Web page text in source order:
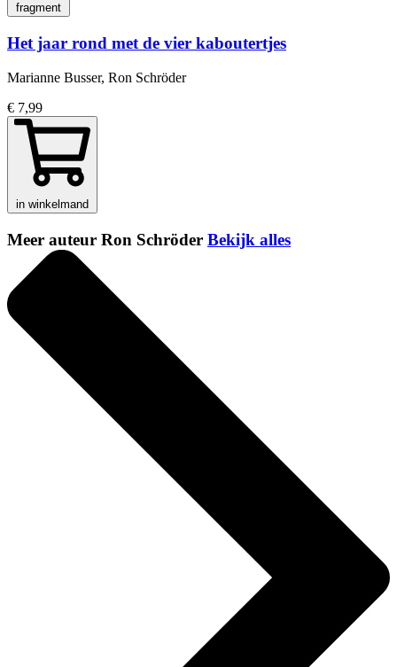
fragment
Het jaar rond met de vier kaboutertjes
Marianne Busser, Ron Schröder
€ 7,99
in winkelmand
Meer auteur Ron Schröder Bekijk alles